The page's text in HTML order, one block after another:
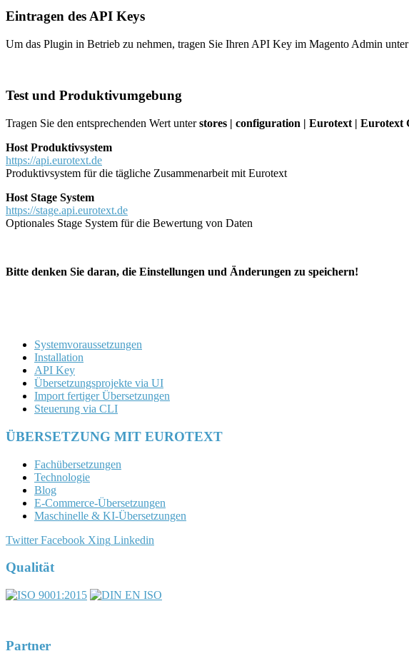
Eintragen des API Keys
Um das Plugin in Betrieb zu nehmen, tragen Sie Ihren API Key im Magento Admin unter
Test und Produktivumgebung
Tragen Sie den entsprechenden Wert unterstores | configuration | Eurotext | Eurotext
Host Produktivsystem
https://api.eurotext.de
Produktivsystem für die tägliche Zusammenarbeit mit Eurotext
Host Stage System
https://stage.api.eurotext.de
Optionales Stage System für die Bewertung von Daten
Bitte denken Sie daran, die Einstellungen und Änderungen zu speichern!
Systemvoraussetzungen
Installation
API Key
Übersetzungsprojekte via UI
Import fertiger Übersetzungen
Steuerung via CLI
ÜBERSETZUNG MIT EUROTEXT
Fachübersetzungen
Technologie
Blog
E-Commerce-Übersetzungen
Maschinelle & KI-Übersetzungen
Twitter Facebook Xing Linkedin
Qualität
Partner